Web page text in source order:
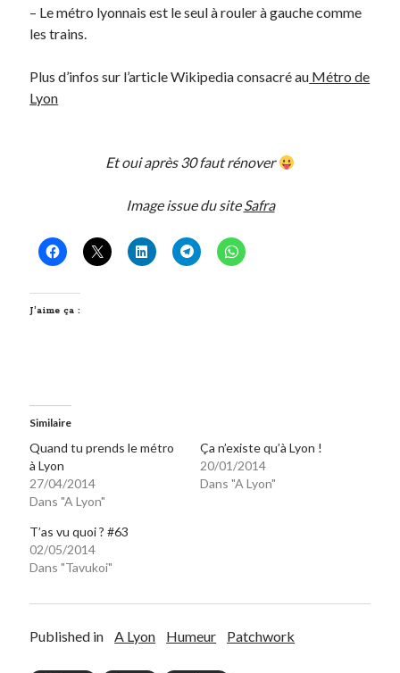
Entretien ménager dansT’as vu quoi ? #52
JFdans
dansComment j’ai opéré ma vélorution toute
On parle de quoi ?
Bon plan du dimanche
Coup de coeur
Green
Humeur
Lectures
Lyon
Lyon à Livre Ouvert
Mini-monsieur
Non classé
Parole de Follower
Patchwork
Proust
– Le métro lyonnais est le seul à rouler à gauche comme
les trains.
Plus d’infos sur l’article Wikipedia consacré au Métro de
Lyon
Et oui après 30 faut rénover
Image issue du siteSafra
J’aime ça :
Similaire
Quand tu prends le métro
à Lyon
27/04/2014
Dans "A Lyon"
Ça n’existe qu’à Lyon !
20/01/2014
Dans "A Lyon"
T’as vu quoi ? #63
02/05/2014
Dans "Tavukoi"
Published in A Lyon Humeur Patchwork